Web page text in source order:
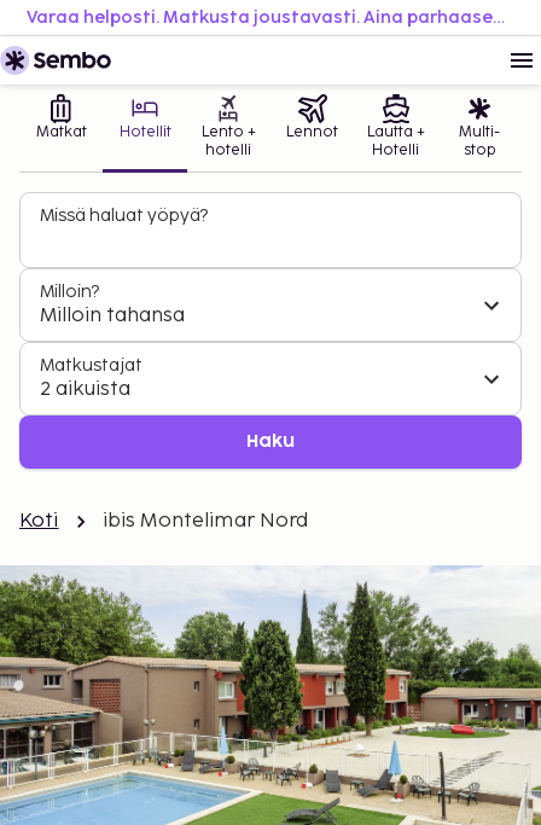
Varaa helposti. Matkusta joustavasti. Aina parhaaseen hintaan.
Matkat Hotellit
Lento +
hotelli
Lennot
Lautta +
Hotelli
Multi-
stop
Missä haluat yöpyä?
Milloin?
Milloin tahansa
Matkustajat
2 aikuista
Haku
Koti ibis Montelimar Nord